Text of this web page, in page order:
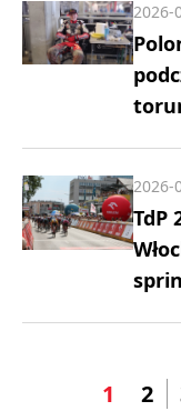
2026-
TdP
2026-
1 2